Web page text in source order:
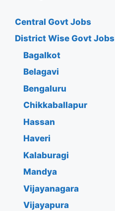
Central Govt Jobs
District Wise Govt Jobs
Bagalkot
Belagavi
Bengaluru
Chikkaballapur
Hassan
Haveri
Kalaburagi
Mandya
Vijayanagara
Vijayapura